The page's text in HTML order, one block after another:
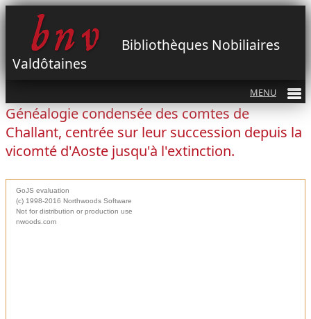
Bibliothèques Nobiliaires
Valdôtaines
Généalogie condensée des comtes de
Challant, centrée sur leur succession depuis la
vicomté d'Aoste jusqu'à l'extinction.